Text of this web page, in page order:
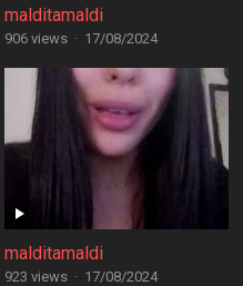
malditamaldi
906 views · 17/08/2024
malditamaldi
923 views · 17/08/2024